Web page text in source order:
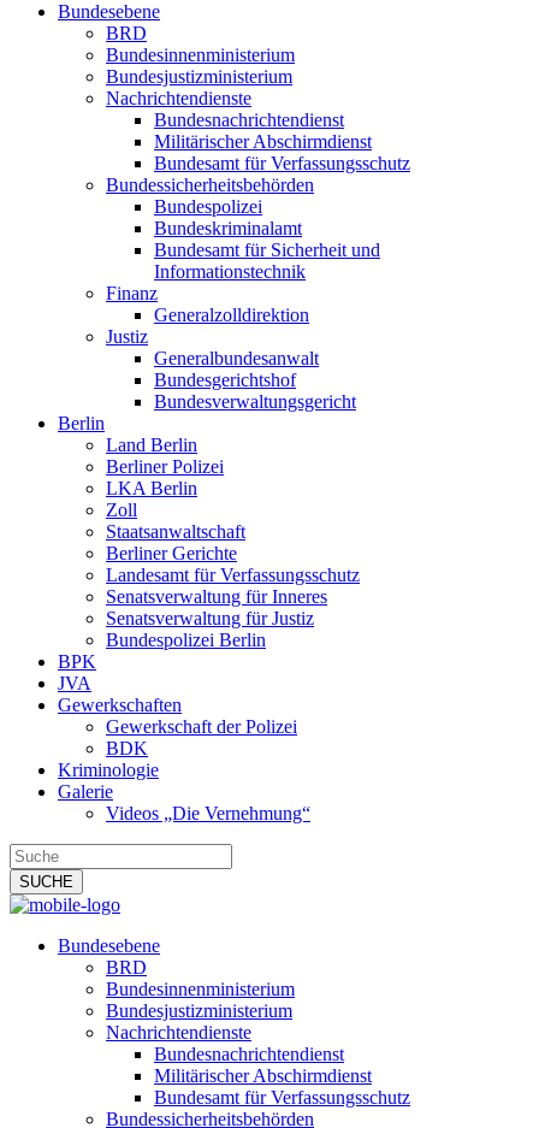
Bundesebene
BRD
Bundesinnenministerium
Bundesjustizministerium
Nachrichtendienste
Bundesnachrichtendienst
Militärischer Abschirmdienst
Bundesamt für Verfassungsschutz
Bundessicherheitsbehörden
Bundespolizei
Bundeskriminalamt
Bundesamt für Sicherheit und
Informationstechnik
Finanz
Generalzolldirektion
Justiz
Generalbundesanwalt
Bundesgerichtshof
Bundesverwaltungsgericht
Berlin
Land Berlin
Berliner Polizei
LKA Berlin
Zoll
Staatsanwaltschaft
Berliner Gerichte
Landesamt für Verfassungsschutz
Senatsverwaltung für Inneres
Senatsverwaltung für Justiz
Bundespolizei Berlin
BPK
JVA
Gewerkschaften
Gewerkschaft der Polizei
BDK
Kriminologie
Galerie
Videos „Die Vernehmung“
Bundesebene
BRD
Bundesinnenministerium
Bundesjustizministerium
Nachrichtendienste
Bundesnachrichtendienst
Militärischer Abschirmdienst
Bundesamt für Verfassungsschutz
Bundessicherheitsbehörden